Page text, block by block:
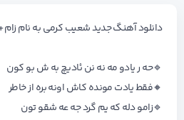
دانلود آهنگ جدید شعیب کرمی به نام زام
🔹حه ر یادو مه نه نن ئادیچ به ش بو کون
🔸فقط یادت مونده کاش اونه بره از خاطر
🔹زامو دله که یم گرد جه عه شقو تون